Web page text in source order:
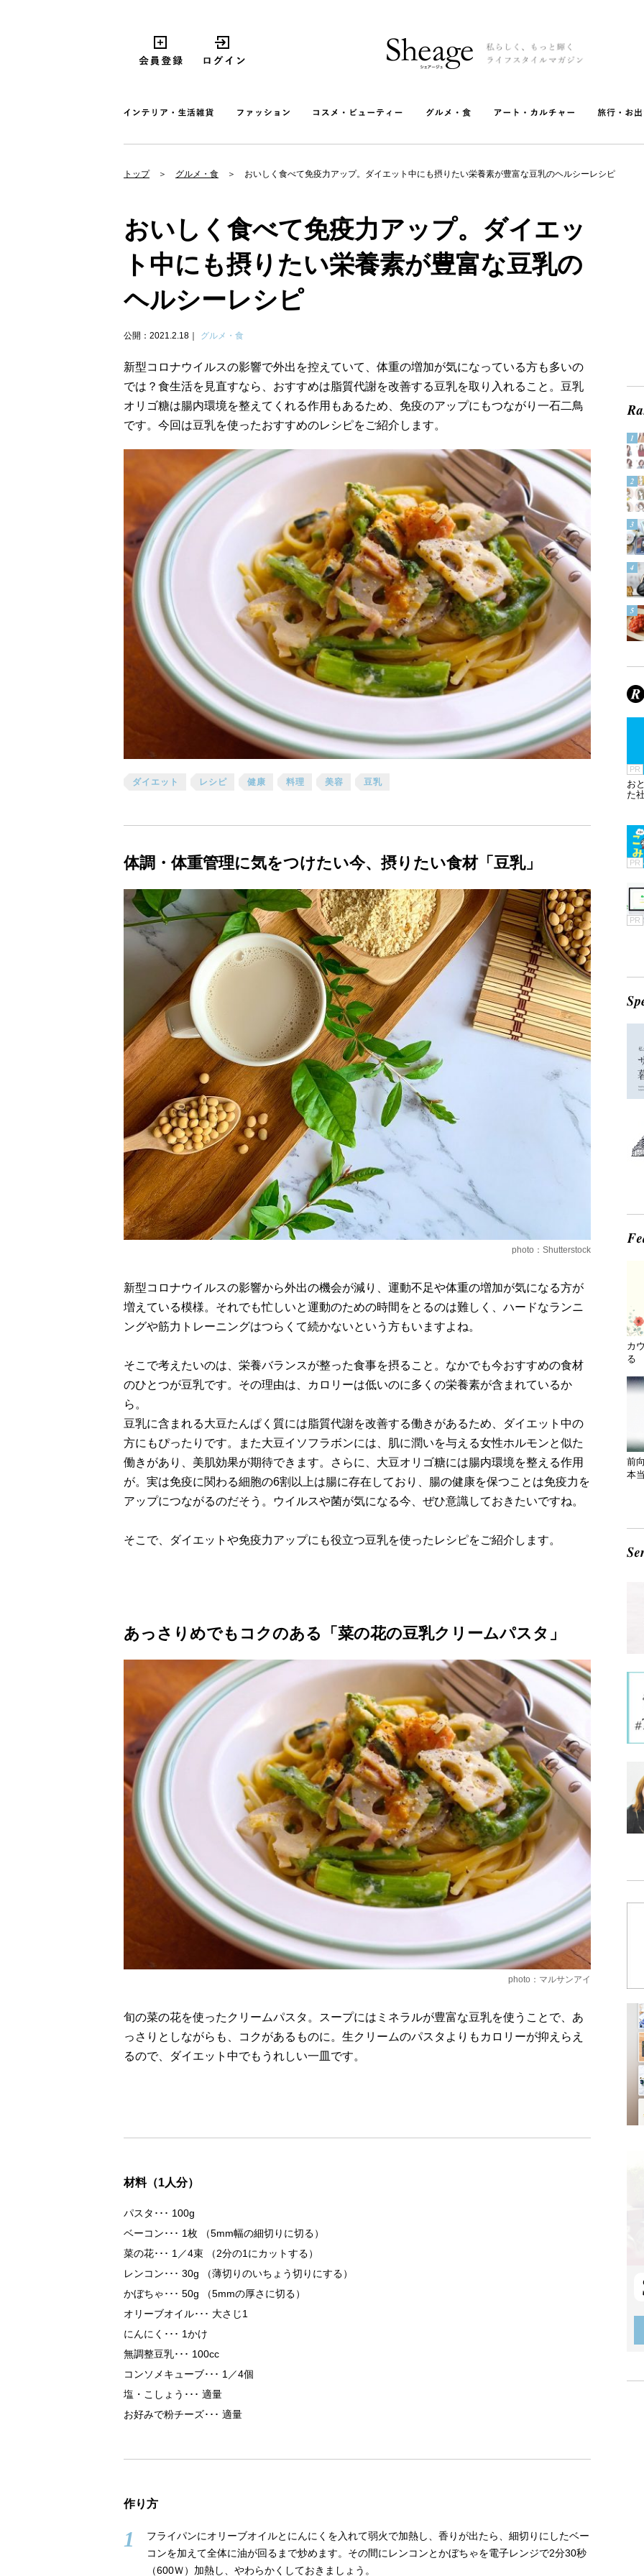
トップ グルメ・食 おいしく食べて免疫力アップ。ダイエット中にも摂りたい栄養素が豊富な豆乳のヘルシーレシピ
おいしく食べて免疫力アップ。ダイエッ
ト中にも摂りたい栄養素が豊富な豆乳の
ヘルシーレシピ
公開：2021.2.18 グルメ・食
新型コロナウイルスの影響で外出を控えていて、体重の増加が気になっている方も多いの
では？食生活を見直すなら、おすすめは脂質代謝を改善する豆乳を取り入れること。豆乳
オリゴ糖は腸内環境を整えてくれる作用もあるため、免疫のアップにもつながり一石二鳥
です。今回は豆乳を使ったおすすめのレシピをご紹介します。
ダイエット レシピ 健康 料理 美容 豆乳
体調・体重管理に気をつけたい今、摂りたい食材「豆乳」
photo：Shutterstock
新型コロナウイルスの影響から外出の機会が減り、運動不足や体重の増加が気になる方が
増えている模様。それでも忙しいと運動のための時間をとるのは難しく、ハードなランニ
ングや筋力トレーニングはつらくて続かないという方もいますよね。
そこで考えたいのは、栄養バランスが整った食事を摂ること。なかでも今おすすめの食材
のひとつが豆乳です。その理由は、カロリーは低いのに多くの栄養素が含まれているか
ら。
豆乳に含まれる大豆たんぱく質には脂質代謝を改善する働きがあるため、ダイエット中の
方にもぴったりです。また大豆イソフラボンには、肌に潤いを与える女性ホルモンと似た
働きがあり、美肌効果が期待できます。さらに、大豆オリゴ糖には腸内環境を整える作用
が。実は免疫に関わる細胞の6割以上は腸に存在しており、腸の健康を保つことは免疫力を
アップにつながるのだそう。ウイルスや菌が気になる今、ぜひ意識しておきたいですね。
そこで、ダイエットや免疫力アップにも役立つ豆乳を使ったレシピをご紹介します。
あっさりめでもコクのある「菜の花の豆乳クリームパスタ」
photo：マルサンアイ
旬の菜の花を使ったクリームパスタ。スープにはミネラルが豊富な豆乳を使うことで、あ
っさりとしながらも、コクがあるものに。生クリームのパスタよりもカロリーが抑えらえ
るので、ダイエット中でもうれしい一皿です。
材料（1人分）
パスタ
100g
ベーコン
1枚 （5mm幅の細切りに切る）
菜の花
1／4束 （2分の1にカットする）
レンコン
30g （薄切りのいちょう切りにする）
かぼちゃ
50g （5mmの厚さに切る）
オリーブオイル
大さじ1
にんにく
1かけ
無調整豆乳
100cc
コンソメキューブ
1／4個
塩・こしょう
適量
お好みで粉チーズ
適量
作り方
1
フライパンにオリーブオイルとにんにくを入れて弱火で加熱し、香りが出たら、細切りにしたベー
コンを加えて全体に油が回るまで炒めます。その間にレンコンとかぼちゃを電子レンジで2分30秒
（600Ｗ）加熱し、やわらかくしておきましょう。
PR
お
た
PR
PR
カ
る
前
本